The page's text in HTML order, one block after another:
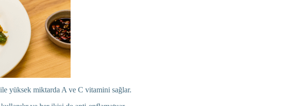
yüksek miktarda A ve C vitamini sağlar.